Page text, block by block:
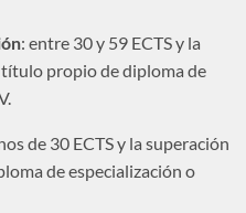
: entre 30 y 59 ECTS y la
propio de diploma de
de 30 ECTS y la superación
de especialización o